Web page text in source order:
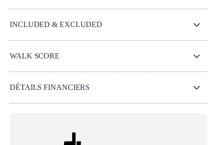
INCLUDED & EXCLUDED
WALK SCORE
DÉTAILS FINANCIERS